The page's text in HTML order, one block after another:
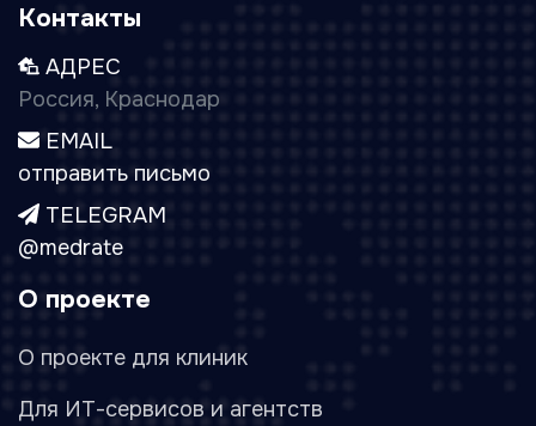
Контакты
АДРЕС
Россия, Краснодар
EMAIL
отправить письмо
TELEGRAM
@medrate
О проекте
О проекте для клиник
Для ИТ-сервисов и агентств